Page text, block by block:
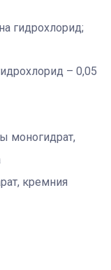
гидрохлорид;
– 0,05
моногидрат,
кремния